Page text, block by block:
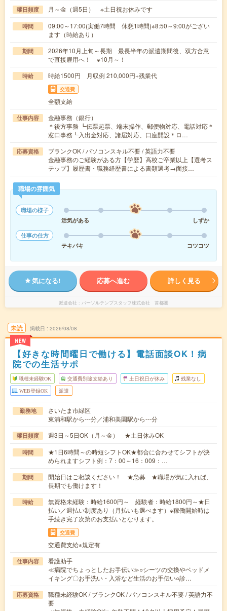
曜日頻度 月～金（週5日） ※土日祝お休みです
時間
09:00～17:00(実働7時間 休憩1時間)※8:50～9:00がござい
ます（時給あり）
期間
2026年10月上旬～長期 最長半年の派遣期間後、双方合意
で直接雇用へ！ ※10月～！
時給 時給1500円 月収例 210,000円+残業代
交通費
全額支給
仕事内容
金融事務（銀行）
＊後方事務 ┗伝票起票、端末操作、郵便物対応、電話対応＊
窓口事務┗入出金対応、諸届対応、口座開設＊ロ…
応募資格
ブランクOK / パソコンスキル不要 / 英語力不要
金融事務のご経験がある方【学歴】高校ご卒業以上【選考ス
テップ】履歴書・職務経歴書による書類選考→面接…
職場の雰囲気
職場の様子
活気がある
しずか
仕事の仕方
テキパキ
コツコツ
気になる! 応募へ進む 詳しく見る
派遣会社 パーソルテンプスタッフ株式会社 首都圏
未読
NEW
掲載日 2026/08/08
【好きな時間曜日で働ける】電話面談OK！病
院での生活サポ
職種未経験OK 交通費別途支給あり 土日祝日が休み 残業なし
WEB登録OK 派遣
勤務地
さいたま市緑区
東浦和駅から---分／浦和美園駅から---分
曜日頻度 週3日～5日OK（月～金） ★土日休みOK
時間
★1日6時間～の時短シフトOK★都合に合わせてシフトが決
められますシフト例：7：00～16：009：…
期間
開始日はご相談ください！ ★急募 ★職場が気に入れば、
長期でも働けます！
時給
無資格未経験：時給1600円～ 経験者：時給1800円～★日
払い／週払い制度あり（月払いも選べます）※稼働開始時は
手続き完了次第のお支払いとなります。
交通費
交通費支給※規定有
仕事内容
看護助手
≪病院でちょっとしたお手伝い≫○シーツの交換やベッドメ
イキング〇お手洗い・入浴など生活のお手伝い○診…
応募資格
職種未経験OK / ブランクOK / パソコンスキル不要 / 英語力不
要